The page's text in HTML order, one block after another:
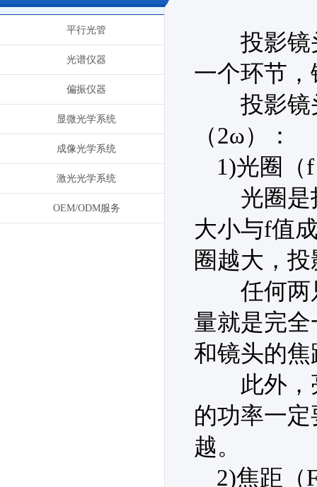
平行光管
光谱仪器
偏振仪器
显微光学系统
成像光学系统
激光光学系统
OEM/ODM服务
投影镜头
一个环节
投影镜头
（2ω）：
1)光圈（
光圈是投
大小与f值
圈越大，
任何两只
量就是完
和镜头的
此外，亮
的功率一
越。
2)焦距（